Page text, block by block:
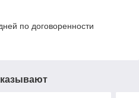
по договоренности